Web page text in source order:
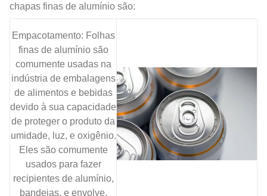
chapas finas de alumínio são:
Empacotamento: Folhas
finas de alumínio são
comumente usadas na
indústria de embalagens
de alimentos e bebidas
devido à sua capacidade
de proteger o produto da
umidade, luz, e oxigênio.
Eles são comumente
usados ​​para fazer
recipientes de alumínio,
bandejas, e envolve.